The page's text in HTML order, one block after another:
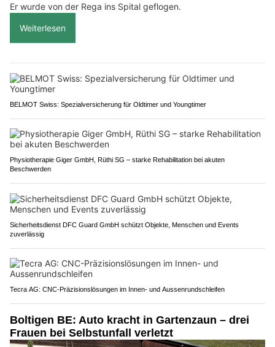
Er wurde von der Rega ins Spital geflogen.
Weiterlesen
BELMOT Swiss: Spezialversicherung für Oldtimer und Youngtimer
Physiotherapie Giger GmbH, Rüthi SG – starke Rehabilitation bei akuten
Beschwerden
Sicherheitsdienst DFC Guard GmbH schützt Objekte, Menschen und Events
zuverlässig
Tecra AG: CNC-Präzisionslösungen im Innen- und Aussenrundschleifen
Boltigen BE: Auto kracht in Gartenzaun – drei
Frauen bei Selbstunfall verletzt